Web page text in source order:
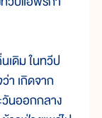
ดิม ในทวีป
า เกิดจาก
วันออกกลาง